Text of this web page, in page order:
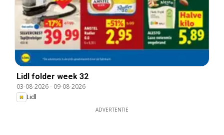
Lidl folder week 32
03-08-2026- 09-08-2026
Lidl
ADVERTENTIE